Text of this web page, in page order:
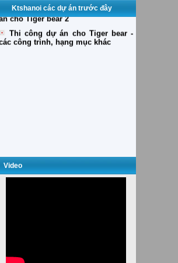
Ktshanoi các dự án trước đây
Dự án WESTEM BANK và Saigon
Invest Group
án cho Tiger bear 2
Video